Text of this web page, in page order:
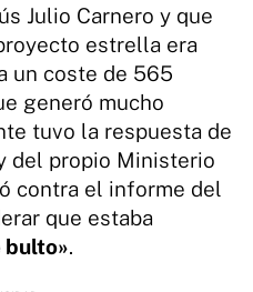
Julio Carnero y que
estrella era
un coste de 565
generó mucho
tuvo la respuesta de
del propio Ministerio
contra el informe del
que estaba
bulto».